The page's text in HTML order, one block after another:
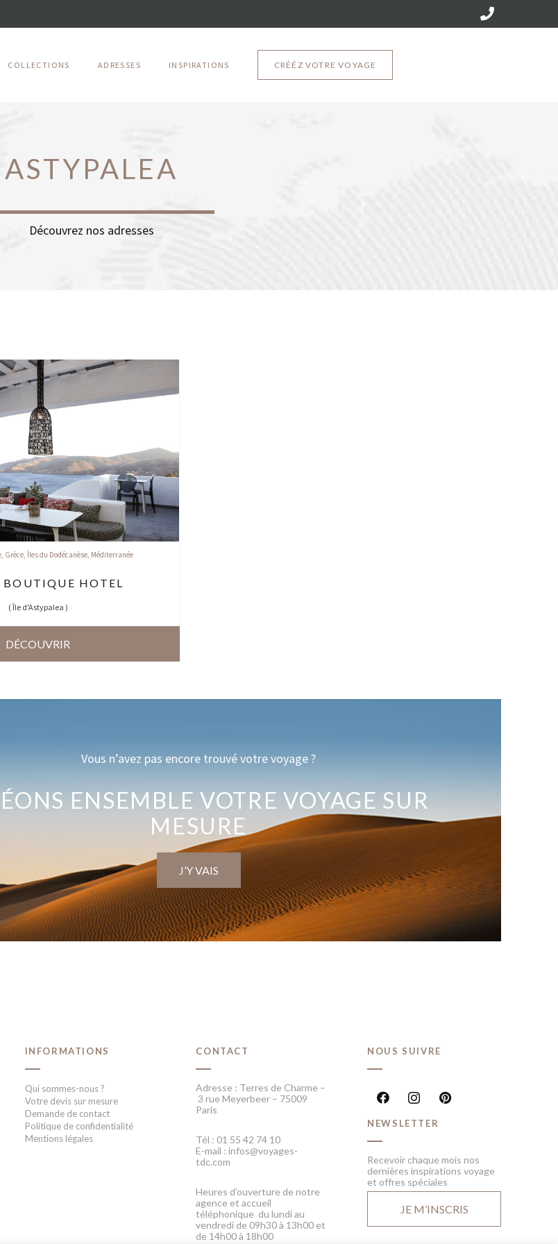
COLLECTIONS ADRESSES INSPIRATIONS CRÉÉZ VOTRE VOYAGE
ASTYPALEA
Découvrez nos adresses
, Grèce,Îles du Dodécanèse, Méditerranée
HOTEL
( Île d'Astypalea )
DÉCOUVRIR
Vous n’avez pas encore trouvé votre voyage ?
ENSEMBLE VOTRE VOYAGE SUR
MESURE
J’Y VAIS
INFORMATIONS
Qui sommes-nous ?
Votre devis sur mesure
Demande de contact
Politique de confidentialité
Mentions légales
CONTACT
Adresse : Terres de Charme –
3 rue Meyerbeer – 75009
Paris
Tél : 01 55 42 74 10
E-mail : infos@voyages-
tdc.com
Heures d’ouverture de notre
agence et accueil
téléphonique du lundi au
vendredi de 09h30 à 13h00 et
de 14h00 à 18h00
NOUS SUIVRE
NEWSLETTER
Recevoir chaque mois nos
dernières inspirations voyage
et offres spéciales
JE M’INSCRIS